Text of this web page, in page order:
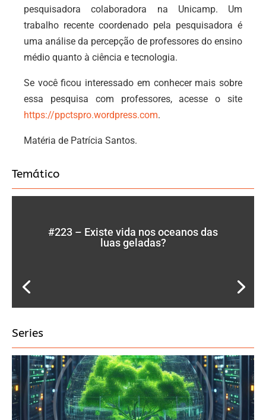
pesquisadora colaboradora na Unicamp. Um
trabalho recente coordenado pela pesquisadora é
uma análise da percepção de professores do ensino
médio quanto à ciência e tecnologia.
Se você ficou interessado em conhecer mais sobre
essa pesquisa com professores, acesse o site
https://ppctspro.wordpress.com.
Matéria de Patrícia Santos.
Temático
#223 – Existe vida nos oceanos das
luas geladas?
Series